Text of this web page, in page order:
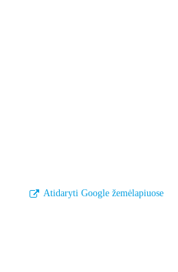
Atidaryti Google žemėlapiuose